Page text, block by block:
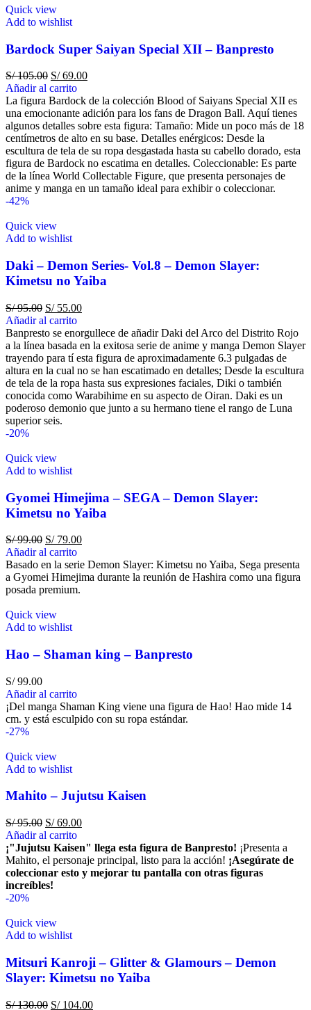
Quick view
Add to wishlist
Bardock Super Saiyan Special XII – Banpresto
S/105.00 S/69.00
Añadir al carrito
La figura Bardock de la colección Blood of Saiyans Special XII es
una emocionante adición para los fans de Dragon Ball. Aquí tienes
algunos detalles sobre esta figura: Tamaño: Mide un poco más de 18
centímetros de alto en su base. Detalles enérgicos: Desde la
escultura de tela de su ropa desgastada hasta su cabello dorado, esta
figura de Bardock no escatima en detalles. Coleccionable: Es parte
de la línea World Collectable Figure, que presenta personajes de
anime y manga en un tamaño ideal para exhibir o coleccionar.
-42%
Quick view
Add to wishlist
Daki – Demon Series- Vol.8 – Demon Slayer:
Kimetsu no Yaiba
S/95.00 S/55.00
Añadir al carrito
Banpresto se enorgullece de añadir Daki del Arco del Distrito Rojo
a la línea basada en la exitosa serie de anime y manga Demon Slayer
trayendo para tí esta figura de aproximadamente 6.3 pulgadas de
altura en la cual no se han escatimado en detalles; Desde la escultura
de tela de la ropa hasta sus expresiones faciales, Diki o también
conocida como Warabihime en su aspecto de Oiran. Daki es un
poderoso demonio que junto a su hermano tiene el rango de Luna
superior seis.
-20%
Quick view
Add to wishlist
Gyomei Himejima – SEGA – Demon Slayer:
Kimetsu no Yaiba
S/99.00 S/79.00
Añadir al carrito
Basado en la serie Demon Slayer: Kimetsu no Yaiba, Sega presenta
a Gyomei Himejima durante la reunión de Hashira como una figura
posada premium.
Quick view
Add to wishlist
Hao – Shaman king – Banpresto
S/99.00
Añadir al carrito
¡Del manga Shaman King viene una figura de Hao! Hao mide 14
cm. y está esculpido con su ropa estándar.
-27%
Quick view
Add to wishlist
Mahito – Jujutsu Kaisen
S/95.00 S/69.00
Añadir al carrito
¡"Jujutsu Kaisen" llega esta figura de Banpresto! ¡Presenta a
Mahito, el personaje principal, listo para la acción! ¡Asegúrate de
coleccionar esto y mejorar tu pantalla con otras figuras
increíbles!
-20%
Quick view
Add to wishlist
Mitsuri Kanroji – Glitter & Glamours – Demon
Slayer: Kimetsu no Yaiba
S/130.00 S/104.00